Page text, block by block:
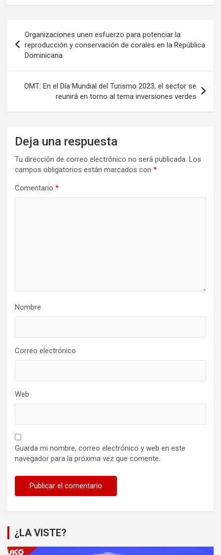
de
entradas
Organizaciones unen esfuerzo para potenciar la
reproducción y conservación de corales en la República
Dominicana
OMT: En el Día Mundial del Turismo 2023, el sector se
reunirá en torno al tema inversiones verdes
Deja una respuesta
Tu dirección de correo electrónico no será publicada. Los
campos obligatorios están marcados con *
Comentario *
Nombre
Correo electrónico
Web
Guarda mi nombre, correo electrónico y web en este
navegador para la próxima vez que comente.
¿LA VISTE?